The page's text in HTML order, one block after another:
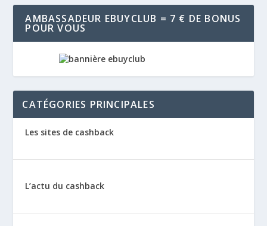
AMBASSADEUR EBUYCLUB = 7 € DE BONUS
POUR VOUS
CATÉGORIES PRINCIPALES
Les sites de cashback
L’actu du cashback